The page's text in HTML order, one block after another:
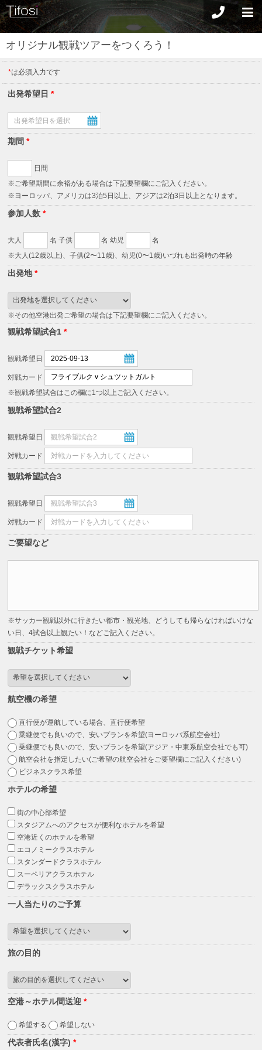
オリジナル観戦ツアーをつくろう！
*は必須入力です
出発希望日*
期間*
日間
※ご希望期間に余裕がある場合は下記要望欄にご記入ください。
※ヨーロッパ、アメリカは3泊5日以上、アジアは2泊3日以上となります。
参加人数*
大人 名 子供 名 幼児
名
※大人(12歳以上)、子供(2〜11歳)、幼児(0〜1歳)いづれも出発時の年齢
出発地*
※その他空港出発ご希望の場合は下記要望欄にご記入ください。
観戦希望試合1*
観戦希望日
対戦カード
※観戦希望試合はこの欄に1つ以上ご記入ください。
観戦希望試合2
観戦希望日
対戦カード
観戦希望試合3
観戦希望日
対戦カード
ご要望など
※サッカー観戦以外に行きたい都市・観光地、どうしても帰らなければいけな
い日、4試合以上観たい！などご記入ください。
観戦チケット希望
航空機の希望
直行便が運航している場合、直行便希望
乗継便でも良いので、安いプランを希望(ヨーロッパ系航空会社)
乗継便でも良いので、安いプランを希望(アジア・中東系航空会社でも可)
航空会社を指定したい(ご希望の航空会社をご要望欄にご記入ください)
ビジネスクラス希望
ホテルの希望
街の中心部希望
スタジアムへのアクセスが便利なホテルを希望
空港近くのホテルを希望
エコノミークラスホテル
スタンダードクラスホテル
スーペリアクラスホテル
デラックスクラスホテル
一人当たりのご予算
旅の目的
空港～ホテル間送迎*
希望する 希望しない
代表者氏名(漢字)*